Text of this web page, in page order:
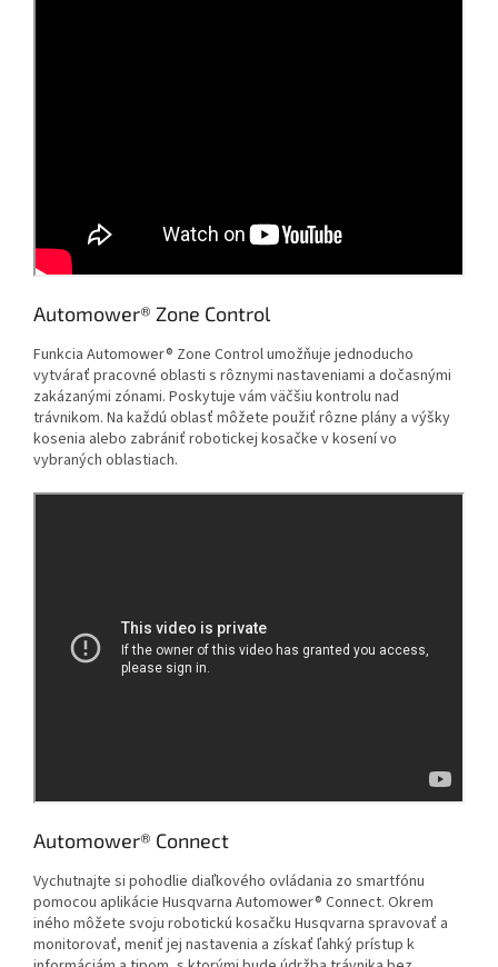
Automower® Zone Control
Funkcia Automower® Zone Control umožňuje jednoducho
vytvárať pracovné oblasti s rôznymi nastaveniami a dočasnými
zakázanými zónami. Poskytuje vám väčšiu kontrolu nad
trávnikom. Na každú oblasť môžete použiť rôzne plány a výšky
kosenia alebo zabrániť robotickej kosačke v kosení vo
vybraných oblastiach.
Automower® Connect
Vychutnajte si pohodlie diaľkového ovládania zo smartfónu
‌‌‌‌pomocou aplikácie Husqvarna ‌‌Automower® Connect. Okrem
iného môžete svoju robotickú kosačku Husqvarna spravovať a
monitorovať, meniť jej nastavenia a získať ľahký prístup k